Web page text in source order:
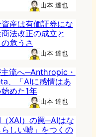
山本 達也
資産は有価証券にな
法改正の成立と
の危うさ
山本 達也
流へ─Anthropic・
、「AIに感情はあ
めた1年
山本 達也
XAI）の罠─AIはな
しい嘘」をつくの